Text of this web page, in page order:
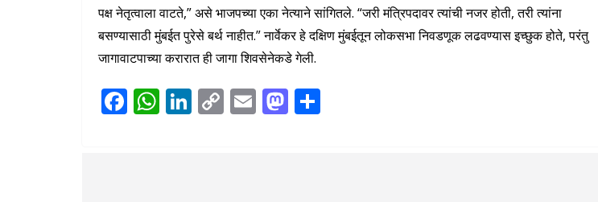
पक्ष नेतृत्वाला वाटते,” असे भाजपच्या एका नेत्याने सांगितले. “जरी मंत्रिपदावर त्यांची नजर होती, तरी त्यांना
बसण्यासाठी मुंबईत पुरेसे बर्थ नाहीत.” नार्वेकर हे दक्षिण मुंबईतून लोकसभा निवडणूक लढवण्यास इच्छुक होते, परंतु
जागावाटपाच्या करारात ही जागा शिवसेनेकडे गेली.
F W Li C E M